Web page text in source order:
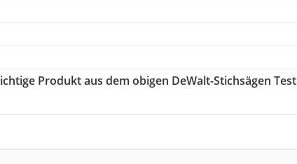
Produkt aus dem obigen DeWalt-Stichsägen Test